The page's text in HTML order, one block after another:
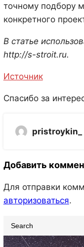
точному подбору
конкретного
В статье
http://s-stroit.ru.
Источник
Спасибо за
pristroykin_
Добавить
Для отправки
авторизоваться.
e